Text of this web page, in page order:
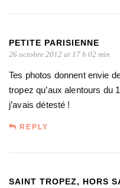
PETITE PARISIENNE
26 octobre 2012 at 17 h 02 min
Tes photos donnent envie
tropez qu’aux alentours du
j’avais détesté !
REPLY
SAINT TROPEZ, HORS